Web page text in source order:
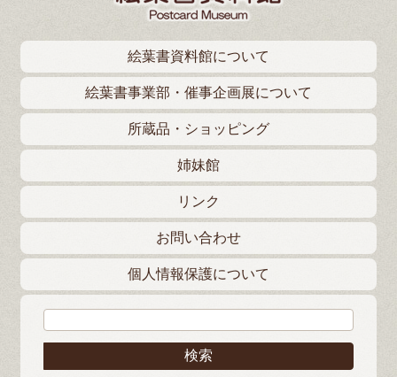
絵葉書資料館について
絵葉書事業部・催事企画展について
所蔵品・ショッピング
姉妹館
リンク
お問い合わせ
個人情報保護について